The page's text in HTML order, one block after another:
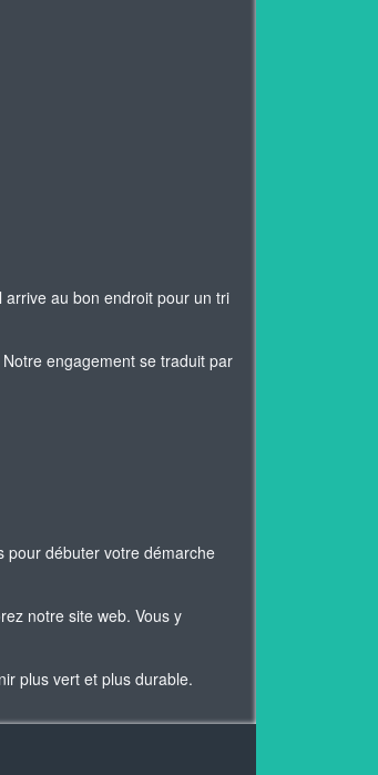
au bon endroit pour un tri
engagement se traduit par
pour débuter votre démarche
notre site web. Vous y
plus vert et plus durable.